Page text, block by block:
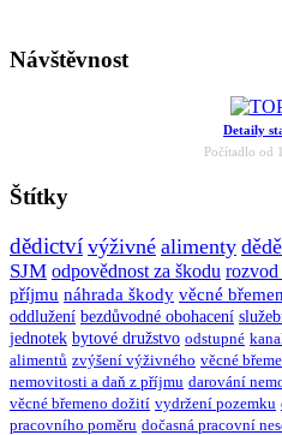
Návštěvnost
Detaily
Počítadlo od
Štítky
dědictví výživné alimenty
SJM odpovědnost za škodu rozvod
příjmu náhrada škody věcné
oddlužení bezdůvodné obohacení
jednotek bytové družstvo odstupné
alimentů zvýšení výživného věcné
nemovitosti a daň z příjmu darování
věcné břemeno dožití vydržení pozemku
pracovního poměru dočasná pracovní